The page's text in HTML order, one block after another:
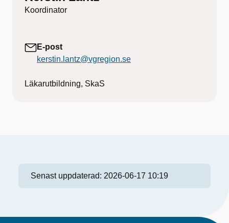
Koordinator
E-post
kerstin.lantz@vgregion.se
Läkarutbildning, SkaS
Senast uppdaterad: 2026-06-17 10:19